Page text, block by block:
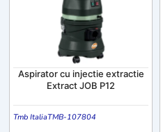
Aspirator cu injectie extractie
Extract JOB P12
Tmb ItaliaTMB-107804